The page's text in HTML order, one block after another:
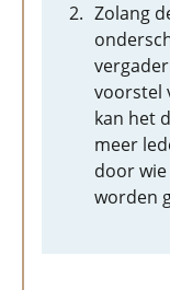
Zolang
voorstel
kan het
meer
door
worden